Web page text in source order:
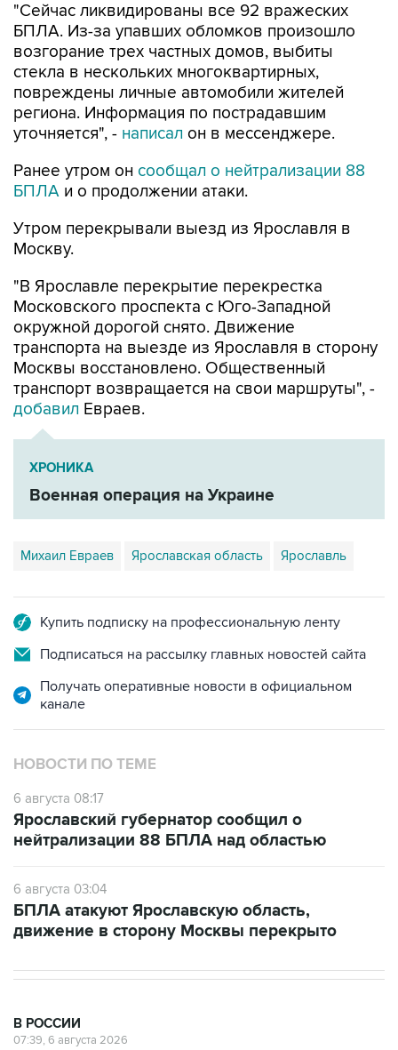
"Сейчас ликвидированы все 92 вражеских
БПЛА. Из-за упавших обломков произошло
возгорание трех частных домов, выбиты
стекла в нескольких многоквартирных,
повреждены личные автомобили жителей
региона. Информация по пострадавшим
уточняется", - написал он в мессенджере.
Ранее утром он сообщал о нейтрализации 88
БПЛА и о продолжении атаки.
Утром перекрывали выезд из Ярославля в
Москву.
"В Ярославле перекрытие перекрестка
Московского проспекта с Юго-Западной
окружной дорогой снято. Движение
транспорта на выезде из Ярославля в сторону
Москвы восстановлено. Общественный
транспорт возвращается на свои маршруты", -
добавил Евраев.
ХРОНИКА
Военная операция на Украине
Михаил Евраев Ярославская область Ярославль
Купить подписку на профессиональную ленту
Подписаться на рассылку главных новостей сайта
Получать оперативные новости в официальном
канале
НОВОСТИ ПО ТЕМЕ
6 августа 08:17
Ярославский губернатор сообщил о
нейтрализации 88 БПЛА над областью
6 августа 03:04
БПЛА атакуют Ярославскую область,
движение в сторону Москвы перекрыто
В РОССИИ
07:39, 6 августа 2026